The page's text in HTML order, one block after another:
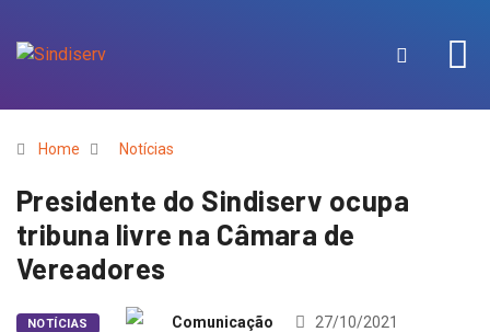
Home Notícias
Presidente do Sindiserv ocupa
tribuna livre na Câmara de
Vereadores
NOTÍCIAS Comunicação
27/10/2021